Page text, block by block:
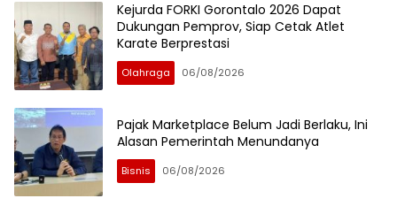
Kejurda FORKI Gorontalo 2026 Dapat
Dukungan Pemprov, Siap Cetak Atlet
Karate Berprestasi
Olahraga 06/08/2026
Pajak Marketplace Belum Jadi Berlaku, Ini
Alasan Pemerintah Menundanya
Bisnis 06/08/2026